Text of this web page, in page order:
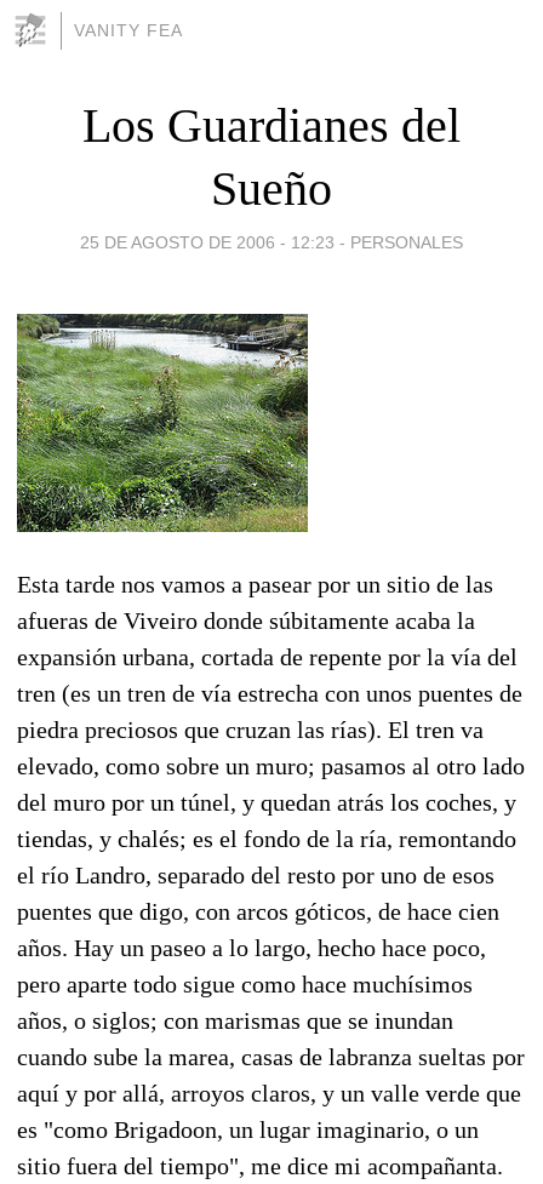
VANITY FEA
Los Guardianes del
Sueño
25 DE AGOSTO DE 2006 - 12:23 - PERSONALES
Esta tarde nos vamos a pasear por un sitio de las
afueras de Viveiro donde súbitamente acaba la
expansión urbana, cortada de repente por la vía del
tren (es un tren de vía estrecha con unos puentes de
piedra preciosos que cruzan las rías). El tren va
elevado, como sobre un muro; pasamos al otro lado
del muro por un túnel, y quedan atrás los coches, y
tiendas, y chalés; es el fondo de la ría, remontando
el río Landro, separado del resto por uno de esos
puentes que digo, con arcos góticos, de hace cien
años. Hay un paseo a lo largo, hecho hace poco,
pero aparte todo sigue como hace muchísimos
años, o siglos; con marismas que se inundan
cuando sube la marea, casas de labranza sueltas por
aquí y por allá, arroyos claros, y un valle verde que
es "como Brigadoon, un lugar imaginario, o un
sitio fuera del tiempo", me dice mi acompañanta.